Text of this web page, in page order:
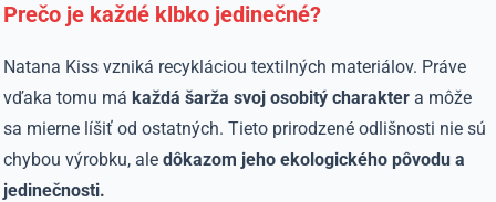
Prečo je každé klbko jedinečné?
Natana Kiss vzniká recykláciou textilných materiálov. Práve
vďaka tomu mákaždá šarža svoj osobitý charakter a môže
sa mierne líšiť od ostatných. Tieto prirodzené odlišnosti nie sú
chybou výrobku, aledôkazom jeho ekologického pôvodu a
jedinečnosti.